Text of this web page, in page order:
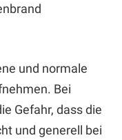
und normale
Bei
Gefahr, dass die
und generell bei